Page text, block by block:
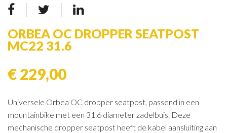
ORBEA OC DROPPER SEATPOST
MC22 31.6
€ 229,00
Universele Orbea OC dropper seatpost, passend in een
mountainbike met een 31.6 diameter zadelbuis. Deze
mechanische dropper seatpost heeft de kabel aansluiting aan